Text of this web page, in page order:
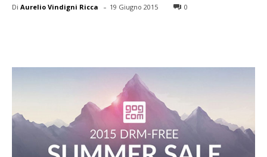
Di Aurelio Vindigni Ricca - 19 Giugno 2015 0